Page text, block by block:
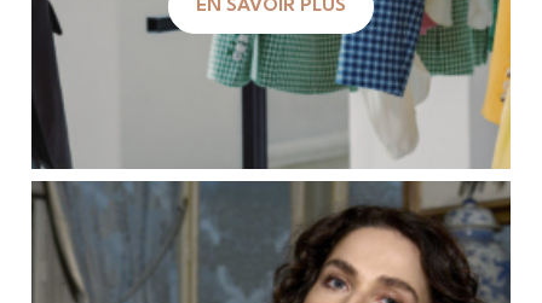
EN SAVOIR PLUS